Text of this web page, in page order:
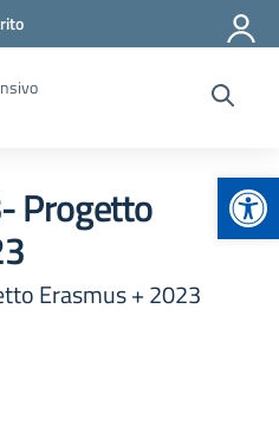
Progetto
Erasmus + 2023